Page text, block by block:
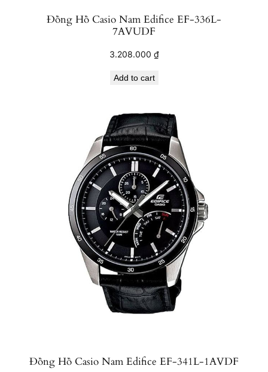
Đồng Hồ Casio Nam Edifice EF-336L-
7AVUDF
3.208.000 ₫
Add to cart
Đồng Hồ Casio Nam Edifice EF-341L-1AVDF